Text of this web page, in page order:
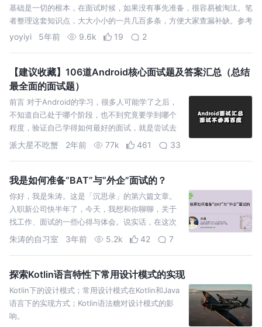
基础是一切的根本，在面试时候，如果没有事先准备，很容易被淘汰。笔
者整理这套知识点，大大小小的一共几百多条，方便大家查漏补缺。参考
答案点
yoyiyi 5年前 9.6k 19 2
【建议收藏】106道Android核心面试题及答案汇总（总结
最全面的面试题）
前言 对于Android的学习，很多⼈可能学了之后，
不知道⾃⼰处于哪个阶段，也不到究竟要学到哪个
程度，验证⾃⼰学得如何最好的⾯试，就是尝试去
⾯试，⽽⾯试⽆⾮就是问你⼀些⾯试题。 而我之前
派大星不吃蟹 2年前 77k 461 33
我是如何准备“BAT”与“外企”面试的？
你好，我是朱涛。这是「沉思录」的第六篇文章。
入职新公司快半年了，今天，我想和你聊聊，关于
找工作、面试的一些心得与体会。说实话，在这次
找工作之前，我面试找工作的经历并不丰富，反而
朱涛的自习室 3年前 5.2k 42 7
探索Kotlin语言特性下常用设计模式的实现
Kotlin下的设计模式；常用设计模式在Kotlin和Java
语言下的实现方式；Kotlin语法糖对设计模式的影
响。